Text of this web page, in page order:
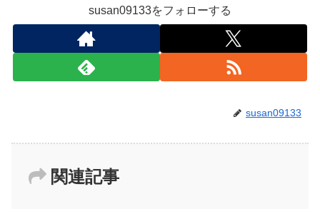
susan09133をフォローする
susan09133
関連記事